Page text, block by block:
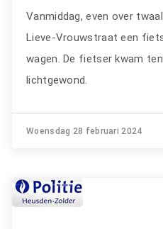
Vanmiddag, even over
Lieve-Vrouwstraat een
wagen. De fietser kwam
lichtgewond.
Woensdag 28 februari 2024